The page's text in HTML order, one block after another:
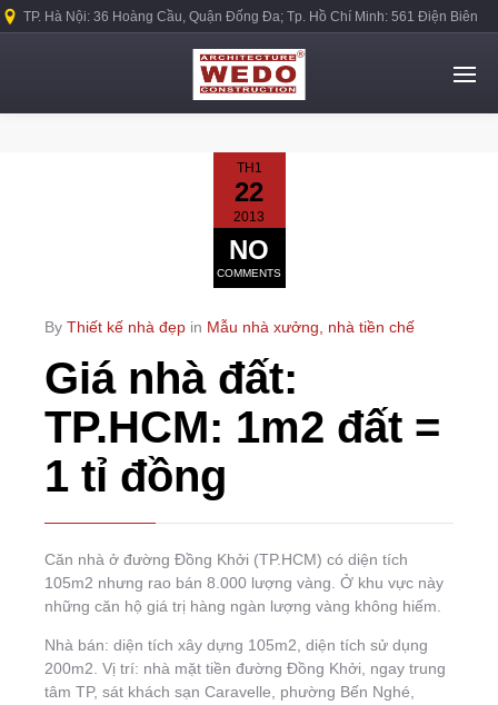
TP. Hà Nội: 36 Hoàng Cầu, Quận Đống Đa; Tp. Hồ Chí Minh: 561 Điện Biên
TH1
22
2013
NO
COMMENTS
By Thiết kế nhà đẹp in Mẫu nhà xưởng, nhà tiền chế
Giá nhà đất:
TP.HCM: 1m2 đất =
1 tỉ đồng
Căn nhà ở đường Đồng Khởi (TP.HCM) có diện tích
105m2 nhưng rao bán 8.000 lượng vàng. Ở khu vực này
những căn hộ giá trị hàng ngàn lượng vàng không hiếm.
Nhà bán: diện tích xây dựng 105m2, diện tích sử dụng
200m2. Vị trí: nhà mặt tiền đường Đồng Khởi, ngay trung
tâm TP, sát khách sạn Caravelle, phường Bến Nghé,